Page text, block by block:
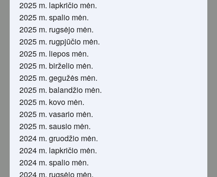
2025 m. lapkričio mėn.
2025 m. spalio mėn.
2025 m. rugsėjo mėn.
2025 m. rugpjūčio mėn.
2025 m. liepos mėn.
2025 m. birželio mėn.
2025 m. gegužės mėn.
2025 m. balandžio mėn.
2025 m. kovo mėn.
2025 m. vasario mėn.
2025 m. sausio mėn.
2024 m. gruodžio mėn.
2024 m. lapkričio mėn.
2024 m. spalio mėn.
2024 m. rugsėjo mėn.